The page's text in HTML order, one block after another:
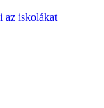
az iskolákat